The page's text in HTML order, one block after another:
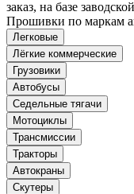
заказ, на базе
Прошивки по маркам
Легковые
Лёгкие коммерческие
Грузовики
Автобусы
Седельные тягачи
Мотоциклы
Трансмиссии
Тракторы
Автокраны
Скутеры